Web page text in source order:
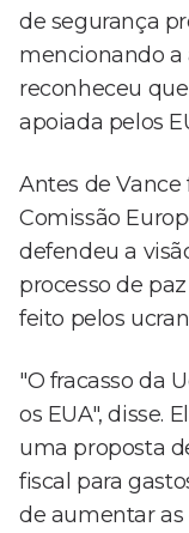
de segurança
mencionando a
reconheceu
apoiada pelos
Antes de
Comissão
defendeu a
processo de
feito pelos
"O fracasso da
os EUA", disse.
uma proposta
fiscal para
de aumentar as